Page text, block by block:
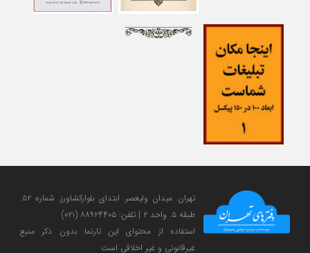
تهران. میدان ولی‎عصر. ابتدای بلوارکشاورز. شماره ۵۲.
طبقه ۵. واحد ۲ | تلفن: ۸۸۹۲۴۴۰۵ (۰۲۱)
استفاده از محتوای این تارنما بدون ذکر منبع
غیرقانونی و غیر اخلاقی است